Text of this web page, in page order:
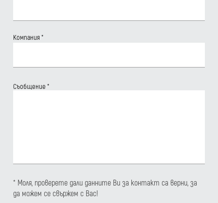
Компания*
Съобщение*
* Моля, проверете дали данните Ви за контакт са верни, за
да можем се свържем с Вас!